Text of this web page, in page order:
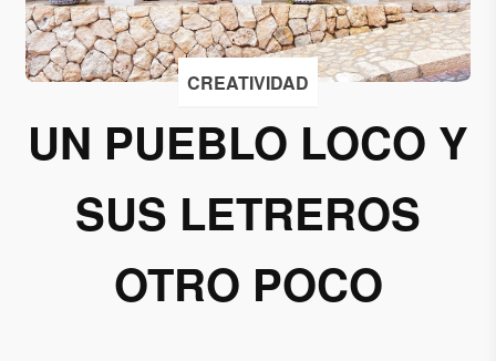
CREATIVIDAD
UN PUEBLO LOCO Y
SUS LETREROS
OTRO POCO
recibir
correos
de
Xcaret
permiso
para
suscribirme
a esta lista